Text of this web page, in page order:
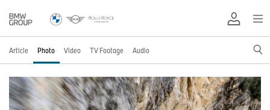
Article Photo Video TV Footage Audio